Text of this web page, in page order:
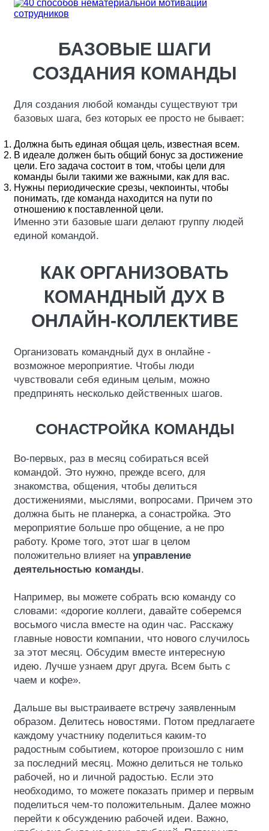
БАЗОВЫЕ ШАГИ
СОЗДАНИЯ КОМАНДЫ
Для создания любой команды существуют три
базовых шага, без которых ее просто не бывает:
Должна быть единая общая цель, известная всем.
В идеале должен быть общий бонус за достижение
цели. Его задача состоит в том, чтобы цели для
команды были такими же важными, как для вас.
Нужны периодические срезы, чекпоинты, чтобы
понимать, где команда находится на пути по
отношению к поставленной цели.
Именно эти базовые шаги делают группу людей
единой командой.
КАК ОРГАНИЗОВАТЬ
КОМАНДНЫЙ ДУХ В
ОНЛАЙН-КОЛЛЕКТИВЕ
Организовать командный дух в онлайне -
возможное мероприятие. Чтобы люди
чувствовали себя единым целым, можно
предпринять несколько действенных шагов.
CОНАСТРОЙКА КОМАНДЫ
Во-первых, раз в месяц собираться всей
командой. Это нужно, прежде всего, для
знакомства, общения, чтобы делиться
достижениями, мыслями, вопросами. Причем это
должна быть не планерка, а сонастройка. Это
мероприятие больше про общение, а не про
работу. Кроме того, этот шаг в целом
положительно влияет на управление
деятельностью команды.
Например, вы можете собрать всю команду со
словами: «дорогие коллеги, давайте соберемся
восьмого числа вместе на один час. Расскажу
главные новости компании, что нового случилось
за этот месяц. Обсудим вместе интересную
идею. Лучше узнаем друг друга. Всем быть с
чаем и кофе».
Дальше вы выстраиваете встречу заявленным
образом. Делитесь новостями. Потом предлагаете
каждому участнику поделиться каким-то
радостным событием, которое произошло с ним
за последний месяц. Можно делиться не только
рабочей, но и личной радостью. Если это
необходимо, то можете показать пример и первым
поделиться чем-то положительным. Далее можно
перейти к обсуждению рабочей идеи. Важно,